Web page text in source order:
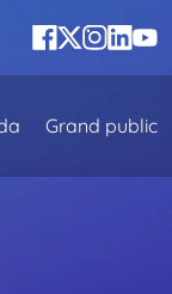
Grand public